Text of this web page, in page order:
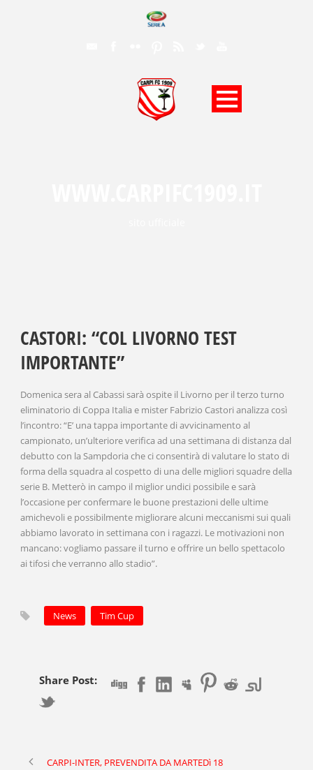
CASTORI: “COL LIVORNO TEST
IMPORTANTE”
Domenica sera al Cabassi sarà ospite il Livorno per il terzo turno
eliminatorio di Coppa Italia e mister Fabrizio Castori analizza così
l’incontro: “E’ una tappa importante di avvicinamento al
campionato, un’ulteriore verifica ad una settimana di distanza dal
debutto con la Sampdoria che ci consentirà di valutare lo stato di
forma della squadra al cospetto di una delle migliori squadre della
serie B. Metterò in campo il miglior undici possibile e sarà
l’occasione per confermare le buone prestazioni delle ultime
amichevoli e possibilmente migliorare alcuni meccanismi sui quali
abbiamo lavorato in settimana con i ragazzi. Le motivazioni non
mancano: vogliamo passare il turno e offrire un bello spettacolo
ai tifosi che verranno allo stadio”.
News Tim Cup
Share Post:
CARPI-INTER, PREVENDITA DA MARTEDì 18